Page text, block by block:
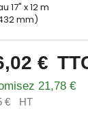
17" x 12 m
mm)
€
21,78 €
€ HT